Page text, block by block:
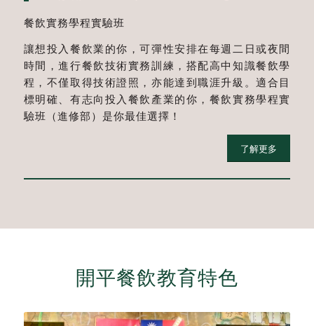
餐飲實務學程實驗班
讓想投入餐飲業的你，可彈性安排在每週二日或夜間
時間，進行餐飲技術實務訓練，搭配高中知識餐飲學
程，不僅取得技術證照，亦能達到職涯升級。適合目
標明確、有志向投入餐飲產業的你，餐飲實務學程實
驗班（進修部）是你最佳選擇！
了解更多
開平餐飲教育特色